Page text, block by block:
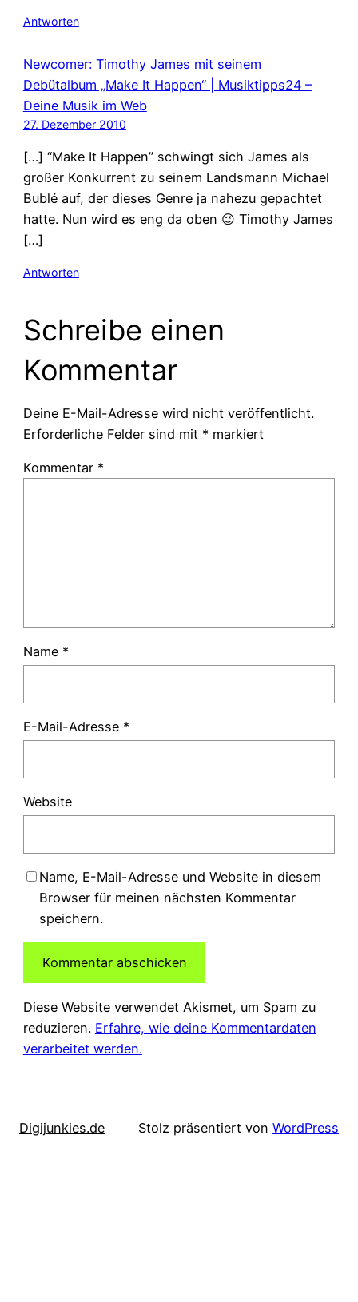
Antworten
Newcomer: Timothy James mit seinem
Debütalbum „Make It Happen“ | Musiktipps24 –
Deine Musik im Web
27. Dezember 2010
[…] “Make It Happen” schwingt sich James als
großer Konkurrent zu seinem Landsmann Michael
Bublé auf, der dieses Genre ja nahezu gepachtet
hatte. Nun wird es eng da oben 😉 Timothy James
[…]
Antworten
Schreibe einen
Kommentar
Deine E-Mail-Adresse wird nicht veröffentlicht.
Erforderliche Felder sind mit * markiert
Kommentar *
Name *
E-Mail-Adresse *
Website
Name, E-Mail-Adresse und Website in diesem
Browser für meinen nächsten Kommentar
speichern.
Diese Website verwendet Akismet, um Spam zu
reduzieren. Erfahre, wie deine Kommentardaten
verarbeitet werden.
Digijunkies.de Stolz präsentiert von WordPress